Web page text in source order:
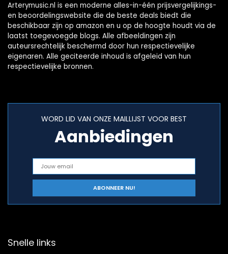
Arterymusic.nl is een moderne alles-in-één prijsvergelijkings-
en beoordelingswebsite die de beste deals biedt die
beschikbaar zijn op amazon en u op de hoogte houdt via de
laatst toegevoegde blogs. Alle afbeeldingen zijn
auteursrechtelijk beschermd door hun respectievelijke
eigenaren. Alle geciteerde inhoud is afgeleid van hun
respectievelijke bronnen.
WORD LID VAN ONZE MAILLIJST VOOR BEST
Aanbiedingen
Snelle links